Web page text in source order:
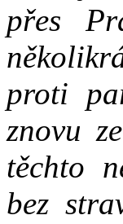
přes
proti
znovu
těchto
bez